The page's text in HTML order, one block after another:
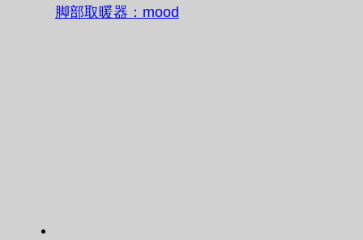
脚部取暖器：mood